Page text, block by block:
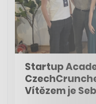
Startup
Vítězem je